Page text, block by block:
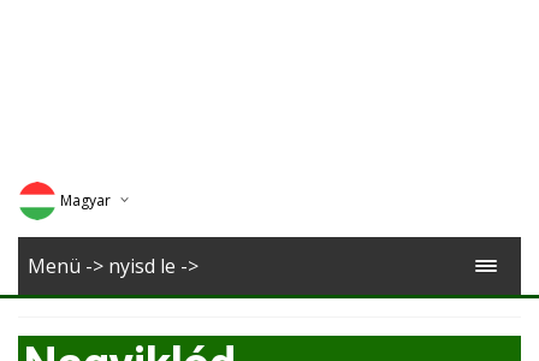
Magyar
Deutsch
Menü -> nyisd le ->